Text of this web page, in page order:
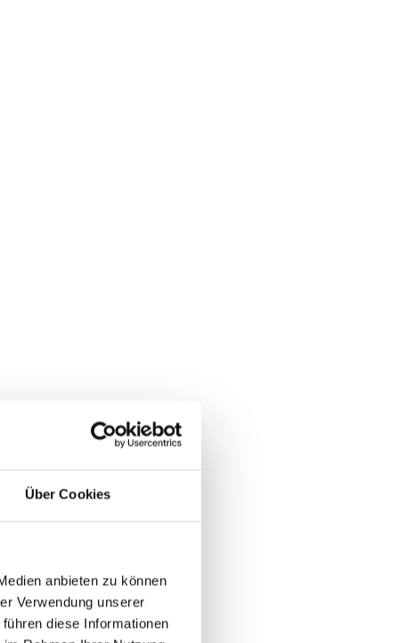
Über Cookies
anbieten zu können
Verwendung unserer
diese Informationen